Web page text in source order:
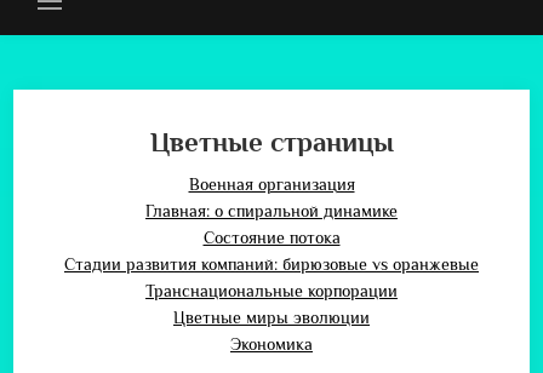
Цветные страницы
Военная организация
Главная: о спиральной динамике
Состояние потока
Стадии развития компаний: бирюзовые vs оранжевые
Транснациональные корпорации
Цветные миры эволюции
Экономика